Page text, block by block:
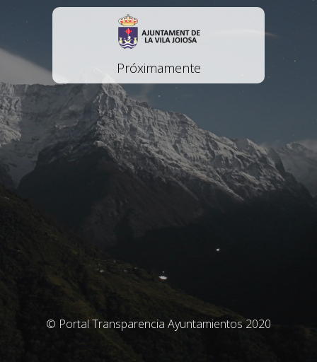
Próximamente
© Portal Transparencia Ayuntamientos 2020